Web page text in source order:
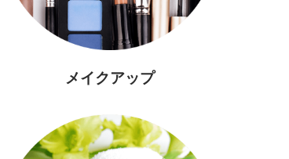
メイクアップ